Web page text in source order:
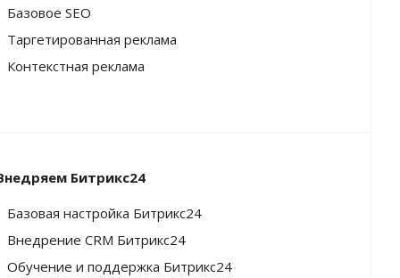
Базовое SEO
Таргетированная реклама
Контекстная реклама
Битрикс24
Базовая настройка Битрикс24
Внедрение CRM Битрикс24
Обучение и поддержка Битрикс24